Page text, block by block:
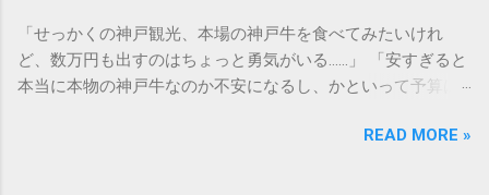
スタイル（現在は椅子席も豊富です）という回転率の高さで
コストを抑え、リーズナブルに提供しています。 2. 迷ったら
これ！おすすめメニュー別・徹底比較 いきなり！ステーキの
メニュー表を前にして悩まないために、部位ごとの特徴を整
理しました。 ① リブロースステーキ：脂の甘みと柔らかさの
ズラーは「太りにくい食べ放題」なのか？ 一般的なステーキ
ハウスや焼肉の食べ放題では、野菜の選択肢が少なく、どう
しても肉とライス（炭水化物）に偏りがちです。しかし、シ
食材： 食物繊維が豊富な生野菜、海藻、キノコ類が圧倒的に
「せっかくの神戸観光、本場の神戸牛を食べてみたいけれ
ど、数万円も出すのはちょっと勇気がいる……」 「安すぎると
本当に本物の神戸牛なのか不安になるし、かといって予算は
ブランド牛である神戸牛は、ディナーであれば1万円〜3万円
READ MORE »